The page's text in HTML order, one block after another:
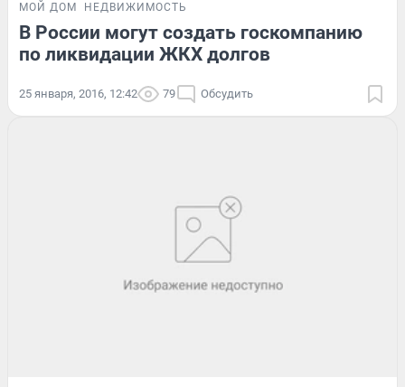
МОЙ ДОМ НЕДВИЖИМОСТЬ
В России могут создать госкомпанию
по ликвидации ЖКХ долгов
25 января, 2016, 12:42 79 Обсудить